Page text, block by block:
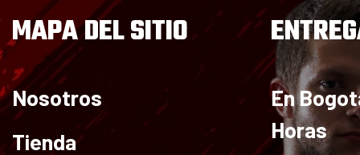
MAPA DEL SITIO
Nosotros
Tienda
En
Horas